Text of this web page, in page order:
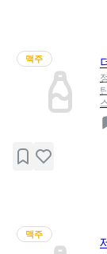
맥주
맥주